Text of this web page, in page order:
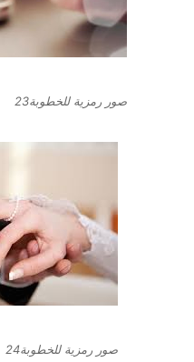
صور رمزية للخطوبة23
صور رمزية للخطوبة24